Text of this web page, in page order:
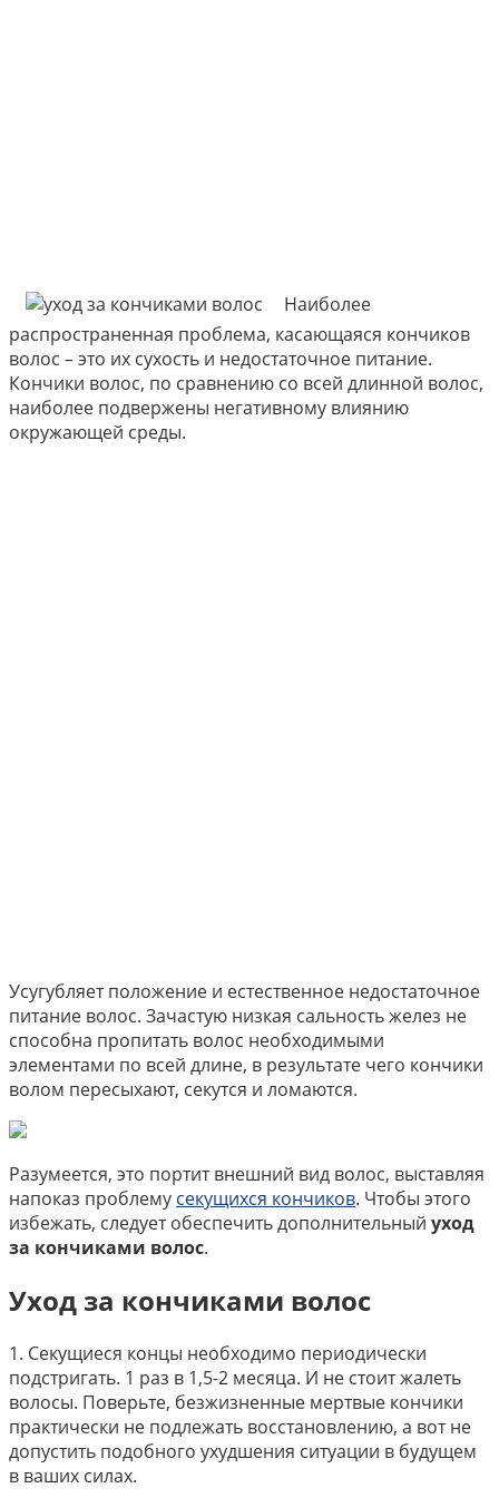
Наиболее
распространенная проблема, касающаяся кончиков
волос – это их сухость и недостаточное питание.
Кончики волос, по сравнению со всей длинной волос,
наиболее подвержены негативному влиянию
окружающей среды.
Усугубляет положение и естественное недостаточное
питание волос. Зачастую низкая сальность желез не
способна пропитать волос необходимыми
элементами по всей длине, в результате чего кончики
волом пересыхают, секутся и ломаются.
Разумеется, это портит внешний вид волос, выставляя
напоказ проблему секущихся кончиков. Чтобы этого
избежать, следует обеспечить дополнительный уход
за кончиками волос.
Уход за кончиками волос
1. Секущиеся концы необходимо периодически
подстригать. 1 раз в 1,5-2 месяца. И не стоит жалеть
волосы. Поверьте, безжизненные мертвые кончики
практически не подлежать восстановлению, а вот не
допустить подобного ухудшения ситуации в будущем
в ваших силах.